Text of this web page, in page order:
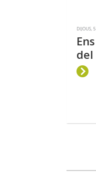
DIJOUS,